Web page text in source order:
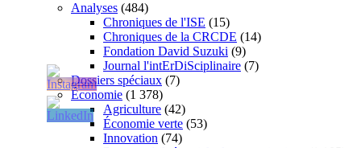
Analyses (484)
Chroniques de l'ISE (15)
Chroniques de la CRCDE (14)
Fondation David Suzuki (9)
Journal l'intErDiSciplinaire (7)
Dossiers spéciaux (7)
Économie (1 378)
Agriculture (42)
Économie verte (53)
Innovation (74)